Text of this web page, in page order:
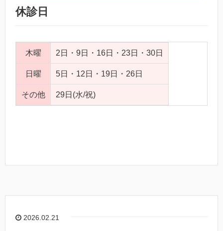
休診日
木曜 2日・9日・16日・23日・30日
日曜 5日・12日・19日・26日
その他 29日(水/祝)
2026.02.21